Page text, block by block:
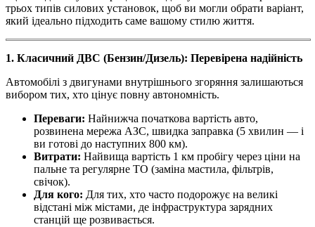
трьох типів силових установок, щоб ви могли обрати варіант,
який ідеально підходить саме вашому стилю життя.
1. Класичний ДВС (Бензин/Дизель): Перевірена надійність
Автомобілі з двигунами внутрішнього згоряння залишаються
вибором тих, хто цінує повну автономність.
Переваги: Найнижча початкова вартість авто,
розвинена мережа АЗС, швидка заправка (5 хвилин — і
ви готові до наступних 800 км).
Витрати: Найвища вартість 1 км пробігу через ціни на
пальне та регулярне ТО (заміна мастила, фільтрів,
свічок).
Для кого: Для тих, хто часто подорожує на великі
відстані між містами, де інфраструктура зарядних
станцій ще розвивається.